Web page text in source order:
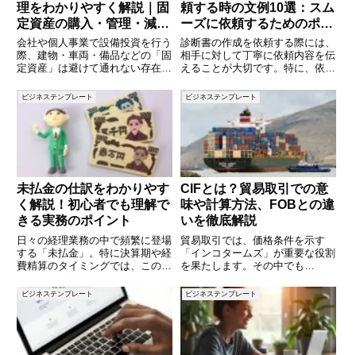
理をわかりやすく解説｜固
定資産の購入・管理・減価
償却の基本
会社や個人事業で設備投資を行う
際、建物・車両・備品などの「固
定資産」は避けて通れない存在で
ぐに費用化されるのではなく、減
価償却によって複数年に分けて費
用計上されます。本記事では、固
定資産の購入から仕訳処理、減価
頼する時の文例10選：スム
ーズに依頼するためのポイ
ント
診断書の作成を依頼する際には、
相手に対して丁寧に依頼内容を伝
えることが大切です。特に、依頼
明確に伝えることで、スムーズに
対応してもらいやすくなります。
この記事では、診断書作成を依頼
する際に使えるメールの文例を1
ビジネステンプレート
未払金の仕訳をわかりやす
く解説！初心者でも理解で
きる実務のポイント
日々の経理業務の中で頻繁に登場
する「未払金」。特に決算期や経
費精算のタイミングでは、この勘
が欠かせません。仕訳を誤ってし
まうと、決算書や損益計算書に大
きな影響を及ぼすこともありま
す。この記事では、「未払金」と
は
ビジネステンプレート
CIFとは？貿易取引での意
味や計算方法、FOBとの違
いを徹底解説
貿易取引では、価格条件を示す
「インコタームズ」が重要な役割
を果たします。その中でも
Freight）」は国際貿易で頻繁に
使用される用語の一つです。CIF
とは何か、具体的にどのような取
引条件な
ビジネステンプレート ビジネステンプレート